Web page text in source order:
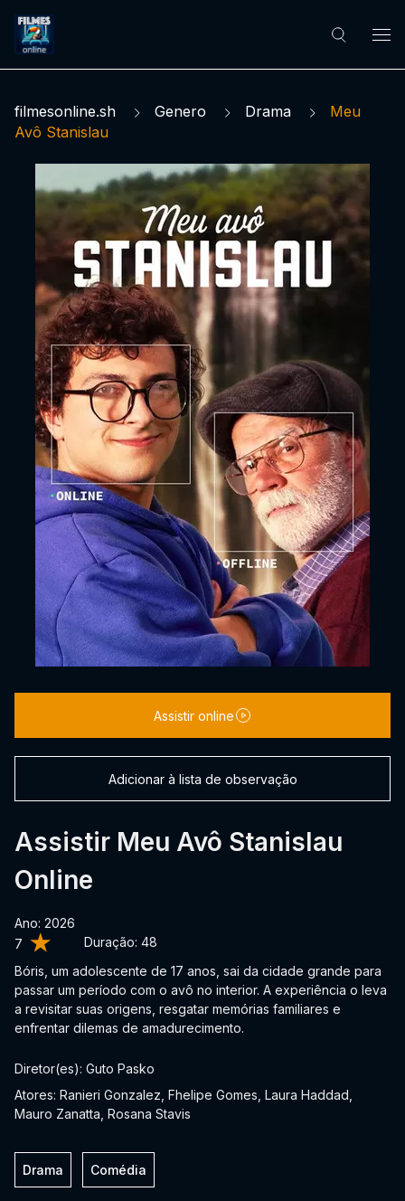
filmesonline.sh Genero Drama
Meu
Avô Stanislau
7 Duração: 48
Assistir Meu Avô Stanislau
Online
Ano: 2026
Bóris, um adolescente de 17 anos, sai da cidade grande para
passar um período com o avô no interior. A experiência o leva
a revisitar suas origens, resgatar memórias familiares e
enfrentar dilemas de amadurecimento.
Assistir online
Adicionar à lista de observação
Diretor(es): Guto Pasko
Atores: Ranieri Gonzalez, Fhelipe Gomes, Laura Haddad,
Mauro Zanatta, Rosana Stavis
Drama Comédia